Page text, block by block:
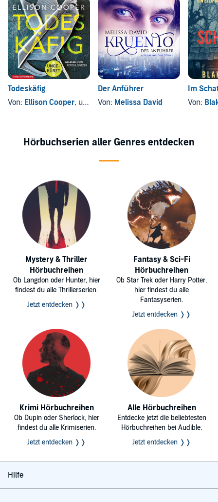
Todeskäfig
Von: Ellison Cooper, und andere
Der Anführer
Von: Melissa David
Im
Von:
Hörbuchserien aller Genres entdecken
Mystery & Thriller
Hörbuchreihen
Ob Langdon oder Hunter, hier
findest du alle Thrillerserien.
Jetzt entdecken ❭❭
Fantasy & Sci-Fi
Hörbuchreihen
Ob Star Trek oder Harry Potter,
hier findest du alle
Fantasyserien.
Jetzt entdecken ❭❭
Krimi Hörbuchreihen
Ob Dupin oder Sherlock, hier
findest du alle Krimiserien.
Jetzt entdecken ❭❭
Alle Hörbuchreihen
Entdecke jetzt die beliebtesten
Hörbuchreihen bei Audible.
Jetzt entdecken ❭❭
Hilfe